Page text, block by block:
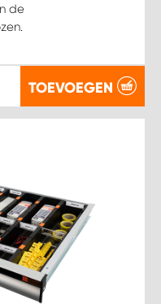
de
TOEVOEGEN